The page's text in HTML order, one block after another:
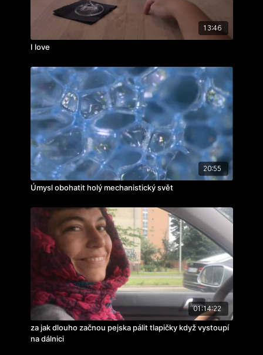
13:46
I love
20:55
Úmysl obohatit holý mechanistický svět
01:14:22
za jak dlouho začnou pejska pálit tlapičky když vystoupí
na dálnici